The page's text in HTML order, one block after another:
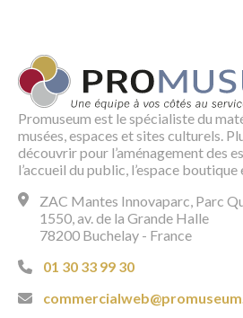
Promuseum est le spécialiste du
musées, espaces et sites culturels.
découvrir pour l’aménagement des
l’accueil du public, l’espace boutique
ZAC Mantes Innovaparc, Parc
1550, av. de la Grande Halle
78200 Buchelay - France
01 30 33 99 30